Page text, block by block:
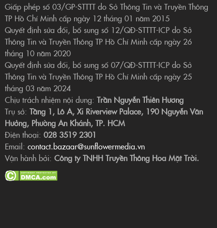
Giấp phép số 03/GP-STTTT do Sở Thông Tin và Truyền Thông
TP Hồ Chí Minh cấp ngày 12 tháng 01 năm 2015
Quyết định sửa đổi, bổ sung số 12/QĐ-STTTT-ICP do Sở
Thông Tin và Truyền Thông TP Hồ Chí Minh cấp ngày 26
tháng 10 năm 2020
Quyết định sửa đổi, bổ sung số 07/QĐ-STTTT-ICP do Sở
Thông Tin và Truyền Thông TP Hồ Chí Minh cấp ngày 25
tháng 03 năm 2024
Chịu trách nhiệm nội dung: Trần Nguyễn Thiên Hương
Trụ sở: Tầng 1, Lô A, Xi Riverview Palace, 190 Nguyễn Văn
Hưởng, Phường An Khánh, TP. HCM
Điện thoại: 028 3519 2301
Email: contact.bazaar@sunflowermedia.vn
Vận hành bởi: Công ty TNHH Truyền Thông Hoa Mặt Trời.